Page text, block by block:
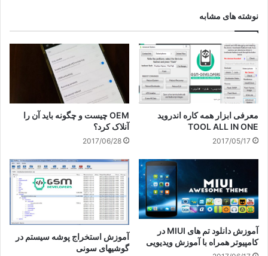
نوشته های مشابه
معرفی ابزار همه کاره اندروید
TOOL ALL IN ONE
2017/05/17
OEM چیست و چگونه باید آن را
آنلاک کرد؟
2017/06/28
آموزش دانلود تم های MIUI در
کامپیوتر همراه با آموزش ویدیویی
آموزش استخراج پوشه سیستم در
گوشیهای سونی